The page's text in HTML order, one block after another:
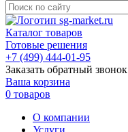
Каталог товаров
Готовые решения
+7 (499) 444-01-95
Заказать обратный звонок
Ваша корзина
0 товаров
О компании
Услуги